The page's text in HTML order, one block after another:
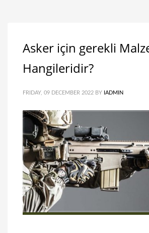
Asker için gerekli
Hangileridir?
FRIDAY, 09 DECEMBER 2022 BY IADMIN